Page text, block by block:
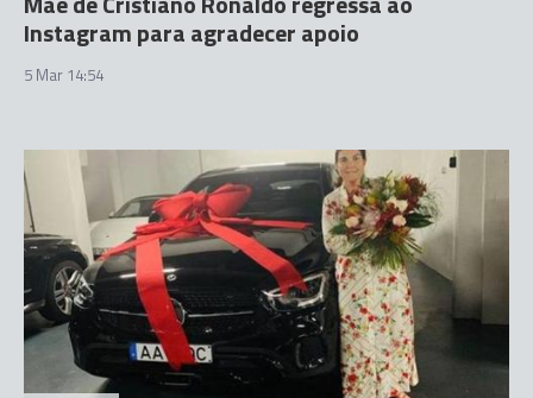
Instagram para agradecer apoio
5 Mar 14:54